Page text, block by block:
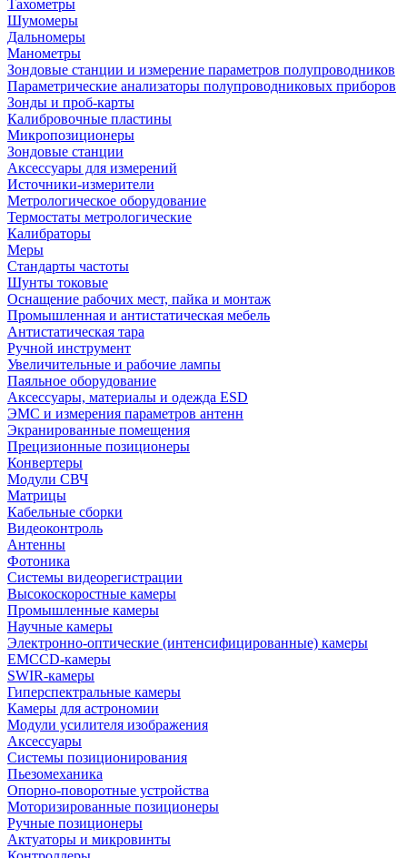
Тахометры
Шумомеры
Дальномеры
Манометры
Зондовые станции и измерение параметров полупроводников
Параметрические анализаторы полупроводниковых приборов
Зонды и проб-карты
Калибровочные пластины
Микропозиционеры
Зондовые станции
Аксессуары для измерений
Источники-измерители
Метрологическое оборудование
Термостаты метрологические
Калибраторы
Меры
Стандарты частоты
Шунты токовые
Оснащение рабочих мест, пайка и монтаж
Промышленная и антистатическая мебель
Антистатическая тара
Ручной инструмент
Увеличительные и рабочие лампы
Паяльное оборудование
Аксессуары, материалы и одежда ESD
ЭМС и измерения параметров антенн
Экранированные помещения
Прецизионные позиционеры
Конвертеры
Модули СВЧ
Матрицы
Кабельные сборки
Видеоконтроль
Антенны
Фотоника
Cистемы видеорегистрации
Высокоскоростные камеры
Промышленные камеры
Научные камеры
Электронно-оптические (интенсифицированные) камеры
EMCCD-камеры
SWIR-камеры
Гиперспектральные камеры
Камеры для астрономии
Модули усилителя изображения
Аксессуары
Системы позиционирования
Пьезомеханика
Опорно-поворотные устройства
Моторизированные позиционеры
Ручные позиционеры
Актуаторы и микровинты